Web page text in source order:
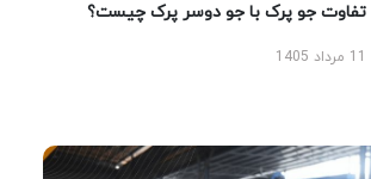
تفاوت جو پرک با جو دوسر پرک چیست؟